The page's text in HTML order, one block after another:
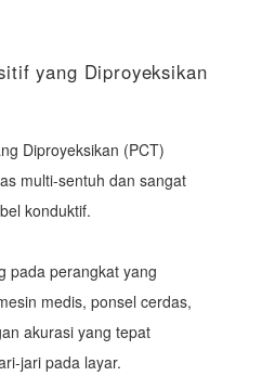
yang Diproyeksikan
Diproyeksikan (PCT)
multi-sentuh dan sangat
konduktif.
pada perangkat yang
medis, ponsel cerdas,
akurasi yang tepat
jari pada layar.